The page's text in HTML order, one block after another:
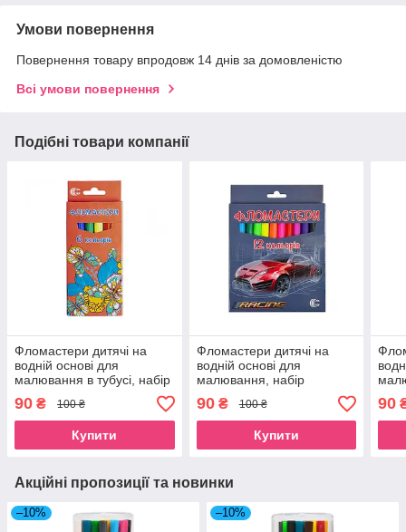
Умови повернення
Повернення товару впродовж 14 днів за домовленістю
Всі умови повернення
Подібні товари компанії
Фломастери дитячі на
водній основі для
малювання в тубусі, набір
кольорових фломастерів 6
кольорів для школи
90 ₴ 100 ₴
Купити
Фломастери дитячі на
водній основі для
малювання, набір
кольорових фломастерів
12 кольорів для школи
90₴ 100 ₴
Купити
12
90
Акційні пропозиції та новинки
–10% –10%